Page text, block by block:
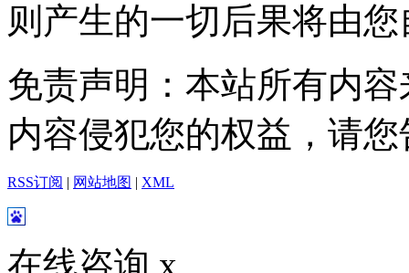
则产生的一切后果将由
免责声明：本站所有内
内容侵犯您的权益，请
RSS订阅 | 网站地图 | XML
在线咨询 x